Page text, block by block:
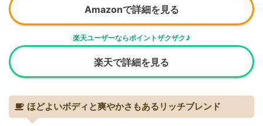
Amazonで詳細を見る
楽天ユーザーならポイントザクザク♪
楽天で詳細を見る
ほどよいボディと爽やかさもあるリッチブレンド